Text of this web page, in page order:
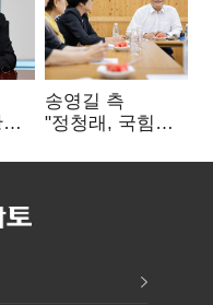
,
송영길 측
"정청래, 국힘
민주당 대표로